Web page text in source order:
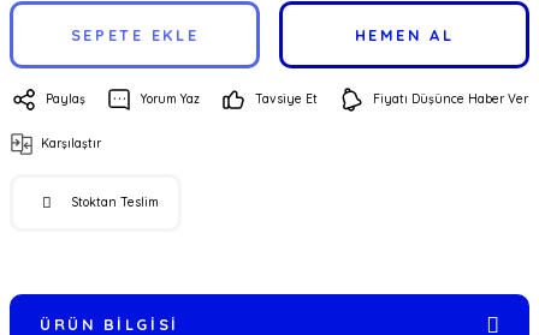
SEPETE EKLE HEMEN AL
Paylaş Yorum Yaz Tavsiye Et Fiyatı Düşünce Haber Ver
Karşılaştır
Stoktan Teslim
ÜRÜN BILGISI